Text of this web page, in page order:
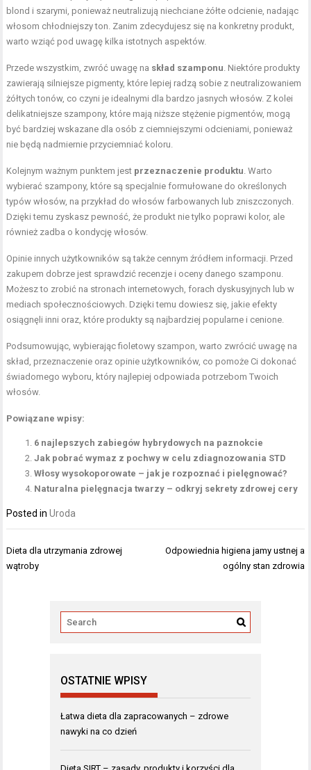
blond i szarymi, ponieważ neutralizują niechciane żółte odcienie, nadając
włosom chłodniejszy ton. Zanim zdecydujesz się na konkretny produkt,
warto wziąć pod uwagę kilka istotnych aspektów.
Przede wszystkim, zwróć uwagę na skład szamponu. Niektóre produkty
zawierają silniejsze pigmenty, które lepiej radzą sobie z neutralizowaniem
żółtych tonów, co czyni je idealnymi dla bardzo jasnych włosów. Z kolei
delikatniejsze szampony, które mają niższe stężenie pigmentów, mogą
być bardziej wskazane dla osób z ciemniejszymi odcieniami, ponieważ
nie będą nadmiernie przyciemniać koloru.
Kolejnym ważnym punktem jest przeznaczenie produktu. Warto
wybierać szampony, które są specjalnie formułowane do określonych
typów włosów, na przykład do włosów farbowanych lub zniszczonych.
Dzięki temu zyskasz pewność, że produkt nie tylko poprawi kolor, ale
również zadba o kondycję włosów.
Opinie innych użytkowników są także cennym źródłem informacji. Przed
zakupem dobrze jest sprawdzić recenzje i oceny danego szamponu.
Możesz to zrobić na stronach internetowych, forach dyskusyjnych lub w
mediach społecznościowych. Dzięki temu dowiesz się, jakie efekty
osiągnęli inni oraz, które produkty są najbardziej popularne i cenione.
Podsumowując, wybierając fioletowy szampon, warto zwrócić uwagę na
skład, przeznaczenie oraz opinie użytkowników, co pomoże Ci dokonać
świadomego wyboru, który najlepiej odpowiada potrzebom Twoich
włosów.
Powiązane wpisy:
6 najlepszych zabiegów hybrydowych na paznokcie
Jak pobrać wymaz z pochwy w celu zdiagnozowania STD
Włosy wysokoporowate – jak je rozpoznać i pielęgnować?
Naturalna pielęgnacja twarzy – odkryj sekrety zdrowej cery
Posted inUroda
Nawigacja
wpisu
Dieta dla utrzymania zdrowej
wątroby
Odpowiednia higiena jamy ustnej a
ogólny stan zdrowia
OSTATNIE WPISY
Łatwa dieta dla zapracowanych – zdrowe
nawyki na co dzień